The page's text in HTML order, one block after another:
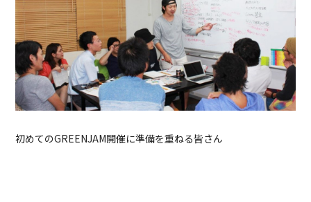
初めてのGREENJAM開催に準備を重ねる皆さん